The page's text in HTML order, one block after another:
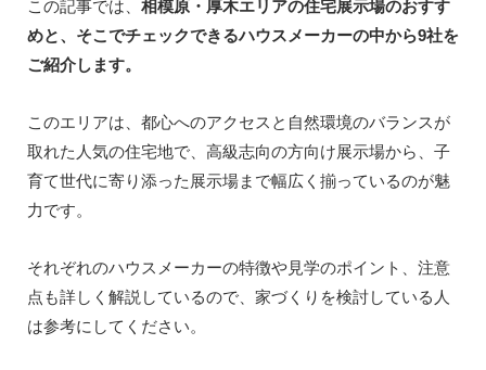
この記事では、 相模原・厚木エリアの住宅展示場のおすす
めと、そこでチェックできるハウスメーカーの中から9社を
ご紹介します。
このエリアは、都心へのアクセスと自然環境のバランスが
取れた人気の住宅地で、高級志向の方向け展示場から、子
育て世代に寄り添った展示場まで幅広く揃っているのが魅
力です。
それぞれのハウスメーカーの特徴や見学のポイント、注意
点も詳しく解説しているので、家づくりを検討している人
は参考にしてください。